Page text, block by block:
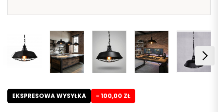
EKSPRESOWA WYSYŁKA - 100,00 ZŁ